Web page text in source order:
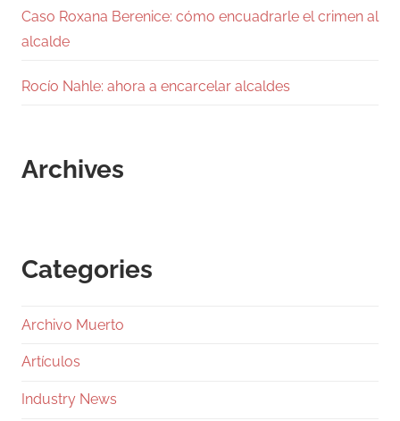
Caso Roxana Berenice: cómo encuadrarle el crimen al
alcalde
Rocío Nahle: ahora a encarcelar alcaldes
Archives
Categories
Archivo Muerto
Artículos
Industry News